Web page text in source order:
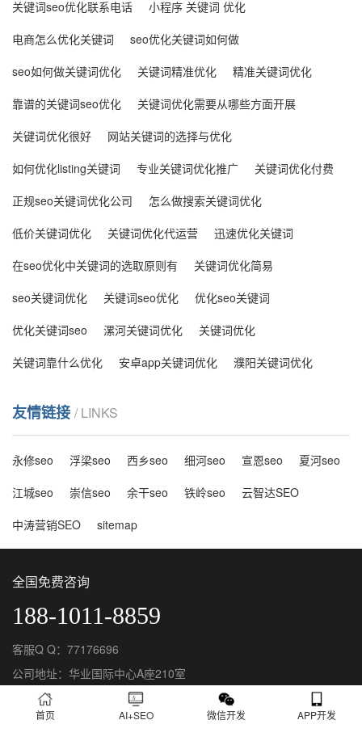
关键词seo优化联系电话
小程序 关键词 优化
电商怎么优化关键词
seo优化关键词如何做
seo如何做关键词优化
关键词精准优化
精准关键词优化
靠谱的关键词seo优化
关键词优化需要从哪些方面开展
关键词优化很好
网站关键词的选择与优化
如何优化listing关键词
专业关键词优化推广
关键词优化付费
正规seo关键词优化公司
怎么做搜索关键词优化
低价关键词优化
关键词优化代运营
迅速优化关键词
在seo优化中关键词的选取原则有
关键词优化简易
seo关键词优化
关键词seo优化
优化seo关键词
优化关键词seo
漯河关键词优化
关键词优化
关键词靠什么优化
安卓app关键词优化 濮阳关键词优化
友情链接 / LINKS
永修seo 浮梁seo 西乡seo 细河seo 宣恩seo
夏河seo
江城seo
崇信seo 余干seo 铁岭seo
云智达SEO
中涛营销SEO
sitemap
全国免费咨询
188-1011-8859
客服Q Q：77176696
公司地址：华业国际中心A座210室
首页 AI+SEO 微信开发 APP开发